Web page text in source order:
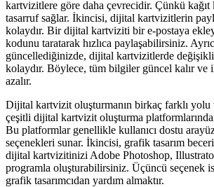
kartvizitlere göre daha çevrecidir. Çünkü kağıt
tasarruf sağlar. İkincisi, dijital kartvizitlerin
kolaydır. Bir dijital kartviziti bir e-postaya
kodunu taratarak hızlıca paylaşabilirsiniz.
güncellediğinizde, dijital kartvizitlerde
kolaydır. Böylece, tüm bilgiler güncel kalır ve
azalır.
Dijital kartvizit oluşturmanın birkaç farklı yolu
çeşitli dijital kartvizit oluşturma
Bu platformlar genellikle kullanıcı dostu
seçenekleri sunar. İkincisi, grafik tasarım
dijital kartvizitinizi Adobe Photoshop,
programla oluşturabilirsiniz. Üçüncü seçenek
grafik tasarımcıdan yardım almaktır.